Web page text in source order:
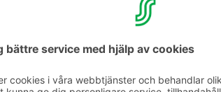
material och lokalitet gynnas i
Plootu. Vellamo har tilldelats Green
på ansvarsfull och hållbar verksamhet.
sv